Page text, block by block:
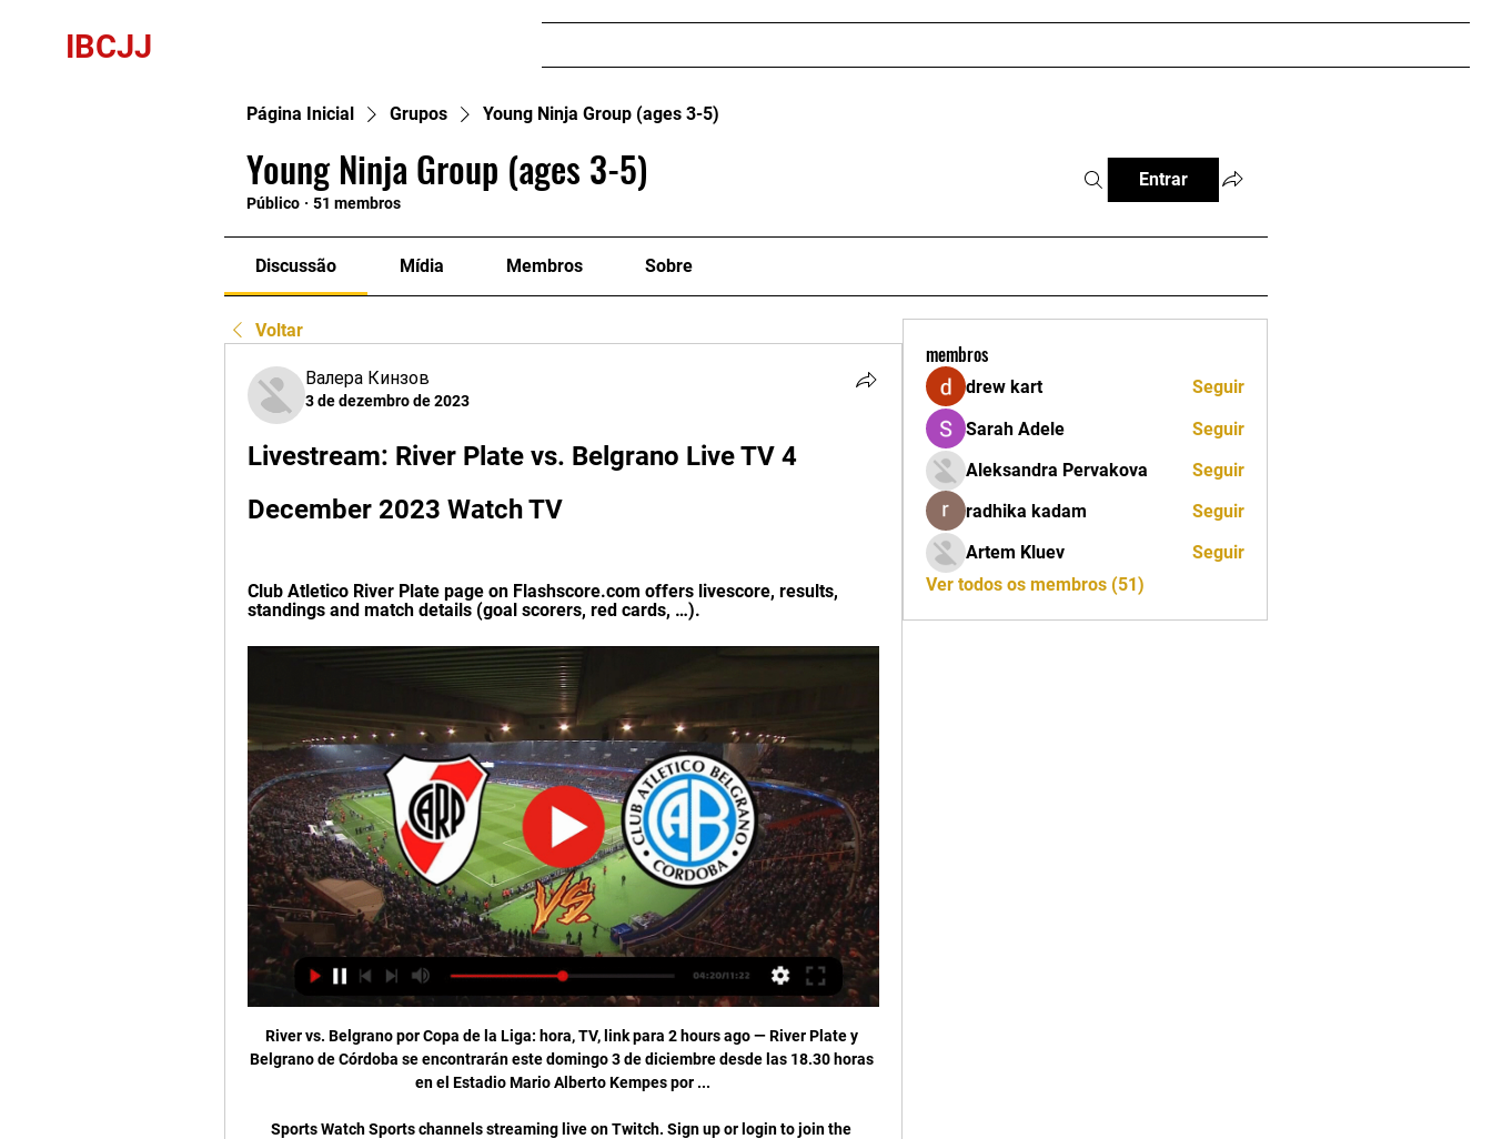
IBCJJ
Página Inicial Grupos Young Ninja Group (ages 3-5)
Young Ninja Group (ages 3-5)
Público · 51 membros
Entrar
Discussão Mídia Membros Sobre
Voltar
Валера Кинзов
3 de dezembro de 2023
Livestream: River Plate vs. Belgrano Live TV 4
December 2023 Watch TV
Club Atletico River Plate page on Flashscore.com offers livescore, results,
standings and match details (goal scorers, red cards, …).
River vs. Belgrano por Copa de la Liga: hora, TV, link para 2 hours ago — River Plate y
Belgrano de Córdoba se encontrarán este domingo 3 de diciembre desde las 18.30 horas
en el Estadio Mario Alberto Kempes por ...
Sports Watch Sports channels streaming live on Twitch. Sign up or login to join the
membros
drew kart
Seguir
Sarah Adele
Seguir
Aleksandra Pervakova
Seguir
radhika kadam
Seguir
Artem Kluev
Seguir
Ver todos os membros (51)